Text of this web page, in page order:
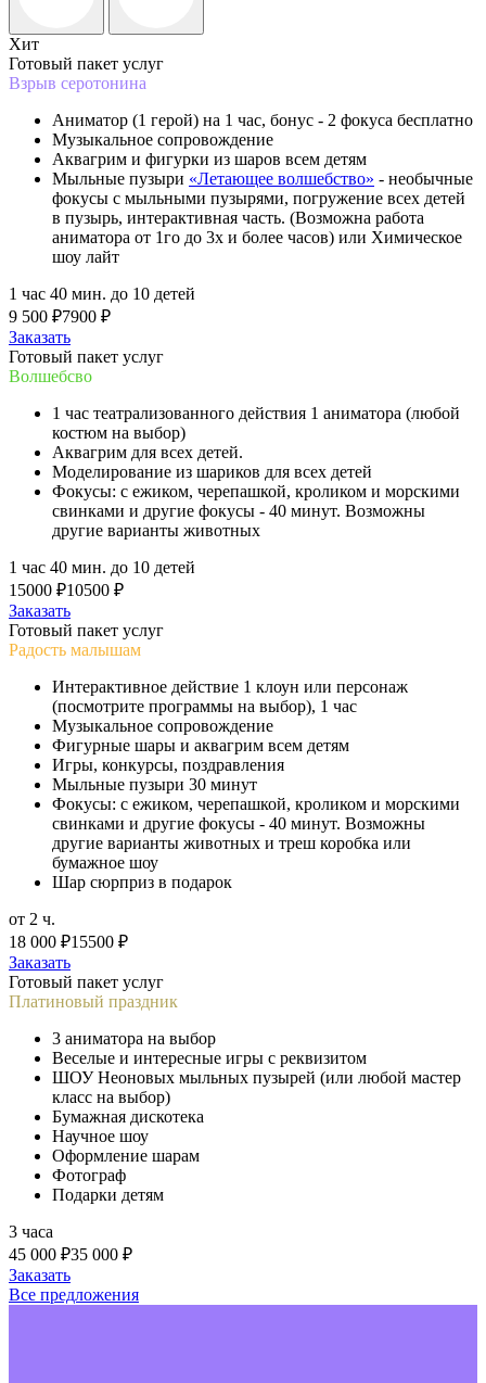
Хит
Готовый пакет услуг
Взрыв серотонина
Аниматор (1 герой) на 1 час, бонус - 2 фокуса бесплатно
Музыкальное сопровождение
Аквагрим и фигурки из шаров всем детям
Мыльные пузыри «Летающее волшебство» - необычные
фокусы с мыльными пузырями, погружение всех детей
в пузырь, интерактивная часть. (Возможна работа
аниматора от 1го до 3х и более часов) или Химическое
шоу лайт
1 час 40 мин. до 10 детей
9 500 ₽7900 ₽
Заказать
Готовый пакет услуг
Волшебсво
1 час театрали­зованного действия 1 аниматора (любой
костюм на выбор)
Аквагрим для всех детей.
Моделирование из шариков для всех детей
Фокусы: с ежиком, черепашкой, кроликом и морскими
свинками и другие фокусы - 40 минут. Возможны
другие варианты животных
1 час 40 мин. до 10 детей
15000 ₽10500 ₽
Заказать
Готовый пакет услуг
Радость малышам
Интерактивное действие 1 клоун или персонаж
(посмотрите программы на выбор), 1 час
Музыкальное сопровождение
Фигурные шары и аквагрим всем детям
Игры, конкурсы, поздравления
Мыльные пузыри 30 минут
Фокусы: с ежиком, черепашкой, кроликом и морскими
свинками и другие фокусы - 40 минут. Возможны
другие варианты животных и треш коробка или
бумажное шоу
Шар сюрприз в подарок
от 2 ч.
18 000 ₽15500 ₽
Заказать
Готовый пакет услуг
Платиновый праздник
3 аниматора на выбор
Веселые и интересные игры с реквизитом
ШОУ Неоновых мыльных пузырей (или любой мастер
класс на выбор)
Бумажная дискотека
Научное шоу
Оформление шарам
Фотограф
Подарки детям
3 часа
45 000 ₽35 000 ₽
Заказать
Все предложения